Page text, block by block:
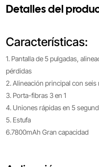
Detalles del
Características:
1. Pantalla de 5 pulgadas,
pérdidas
2. Alineación principal con
3. Porta-fibras 3 en 1
4. Uniones rápidas en 5
5. Estufa
6.7800mAh Gran capacidad